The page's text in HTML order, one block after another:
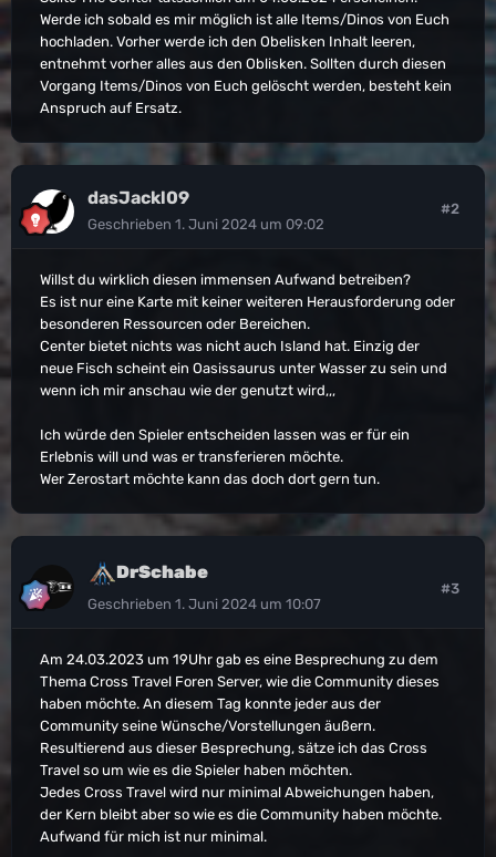
Werde ich sobald es mir möglich ist alle Items/Dinos von Euch
hochladen. Vorher werde ich den Obelisken Inhalt leeren,
entnehmt vorher alles aus den Oblisken. Sollten durch diesen
Vorgang Items/Dinos von Euch gelöscht werden, besteht kein
Anspruch auf Ersatz.
dasJackl09
Geschrieben 1. Juni 2024 um 09:02
#2
Willst du wirklich diesen immensen Aufwand betreiben?
Es ist nur eine Karte mit keiner weiteren Herausforderung oder
besonderen Ressourcen oder Bereichen.
Center bietet nichts was nicht auch Island hat. Einzig der
neue Fisch scheint ein Oasissaurus unter Wasser zu sein und
wenn ich mir anschau wie der genutzt wird,,,
Ich würde den Spieler entscheiden lassen was er für ein
Erlebnis will und was er transferieren möchte.
Wer Zerostart möchte kann das doch dort gern tun.
DrSchabe
Geschrieben 1. Juni 2024 um 10:07
#3
Am 24.03.2023 um 19Uhr gab es eine Besprechung zu dem
Thema Cross Travel Foren Server, wie die Community dieses
haben möchte. An diesem Tag konnte jeder aus der
Community seine Wünsche/Vorstellungen äußern.
Resultierend aus dieser Besprechung, sätze ich das Cross
Travel so um wie es die Spieler haben möchten.
Jedes Cross Travel wird nur minimal Abweichungen haben,
der Kern bleibt aber so wie es die Community haben möchte.
Aufwand für mich ist nur minimal.